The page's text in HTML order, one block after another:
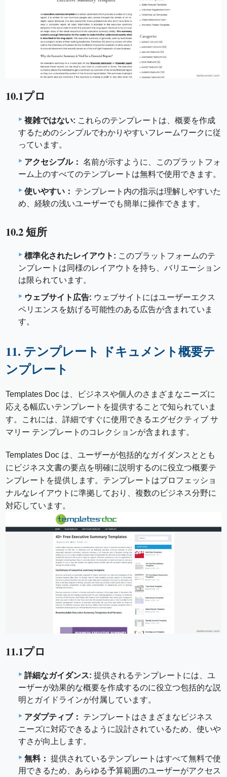
10.1プロ
複雑ではない: これらのテンプレートは、概要を作成
するためのシンプルでわかりやすいフレームワークに従
っています。
アクセシブル： 名前が示すように、このプラットフォ
ーム上のすべてのテンプレートは無料で使用できます。
使いやすい： テンプレート内の指示は理解しやすいた
め、経験の浅いユーザーでも簡単に操作できます。
10.2 短所
標準化されたレイアウト: このプラットフォームのテ
ンプレートは同様のレイアウトを持ち、バリエーション
は限られています。
ウェブサイト広告: ウェブサイトにはユーザーエクス
ペリエンスを妨げる可能性のある広告が含まれていま
す。
11. テンプレート ドキュメント概要テ
ンプレート
Templates Doc は、ビジネスや個人のさまざまなニーズに
応える幅広いテンプレートを提供することで知られていま
す。これには、詳細ですぐに使用できるエグゼクティブ サ
マリー テンプレートのコレクションが含まれます。
Templates Doc は、ユーザーが包括的なガイダンスととも
にビジネス文書の要点を明確に説明するのに役立つ概要テ
ンプレートを提供します。テンプレートはプロフェッショ
ナルなレイアウトに準拠しており、複数のビジネス分野に
対応しています。
11.1プロ
詳細なガイダンス: 提供されるテンプレートには、ユ
ーザーが効果的な概要を作成するのに役立つ包括的な説
明とガイドラインが付属しています。
アダプティブ： テンプレートはさまざまなビジネス
ニーズに対応できるように設計されているため、使いや
すさが向上します。
無料： 提供されているテンプレートはすべて無料で使
用できるため、あらゆる予算範囲のユーザーがアクセス